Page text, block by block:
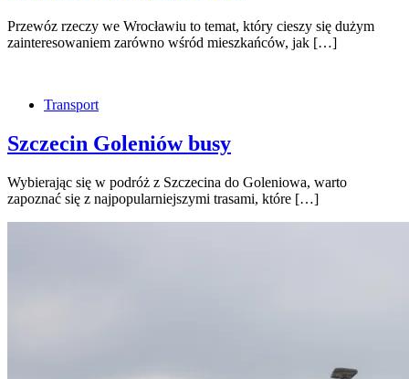
Przewóz rzeczy we Wrocławiu to temat, który cieszy się dużym
zainteresowaniem zarówno wśród mieszkańców, jak […]
Transport
Szczecin Goleniów busy
Wybierając się w podróż z Szczecina do Goleniowa, warto
zapoznać się z najpopularniejszymi trasami, które […]